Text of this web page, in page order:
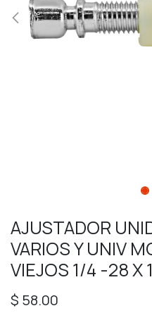
AJUSTADOR
VARIOS Y UNIV
VIEJOS 1/4 -28 X
$ 58.00